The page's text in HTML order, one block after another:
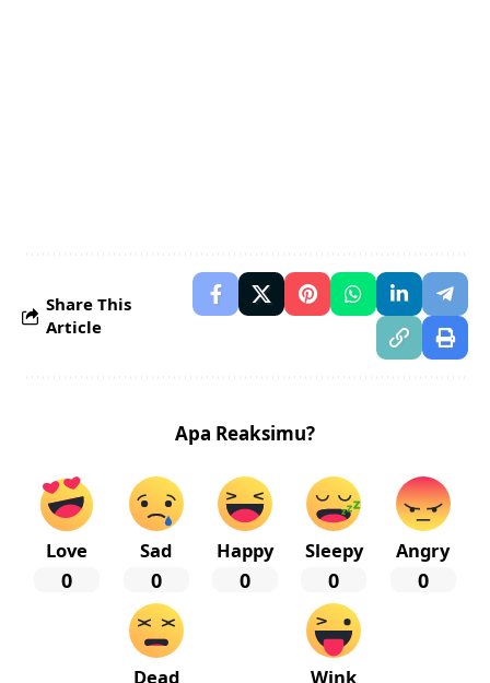
Share This
Article
Apa Reaksimu?
Love
0
Sad
0
Happy
0
Sleepy
0
Angry
0
Dead Wink